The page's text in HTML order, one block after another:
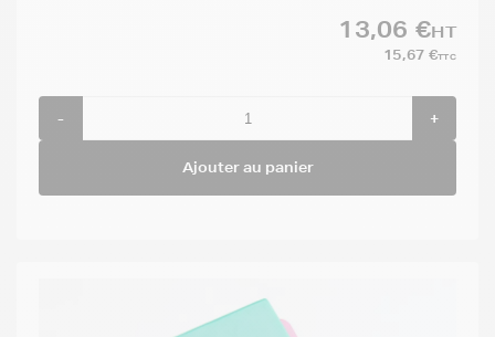
13,06 €HT
15,67 €TTC
- +
Ajouter au panier